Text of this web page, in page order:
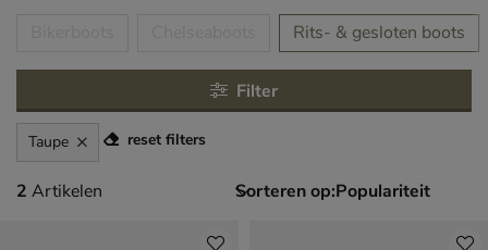
Rits- & gesloten boots
Filter
Taupe reset filters
2 artikelen
2 Artikelen Sorteren op: